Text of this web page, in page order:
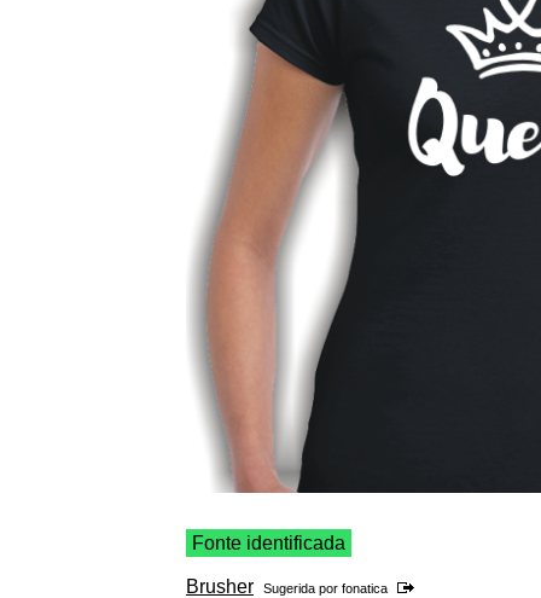
Fonte identificada
Brusher Sugerida por fonatica